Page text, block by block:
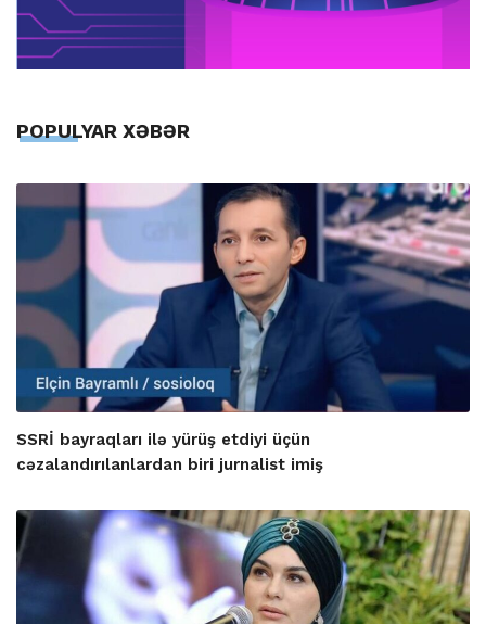
POPULYAR XƏBƏR
SSRİ bayraqları ilə yürüş etdiyi üçün
cəzalandırılanlardan biri jurnalist imiş